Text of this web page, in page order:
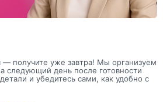
— получите уже завтра! Мы организуем
следующий день после готовности
и убедитесь сами, как удобно с